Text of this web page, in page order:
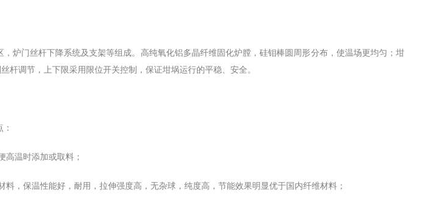
，炉门丝杆下降系统及支架等组成。高纯氧化铝多晶纤维固化炉膛，硅钼棒圆周形分布，使温场更均匀；坩
杆调节，上下限采用限位开关控制，保证坩埚运行的平稳、安全。
高温时添加或取料；
料，保温性能好，耐用，拉伸强度高，无杂球，纯度高，节能效果明显优于国内纤维材料；